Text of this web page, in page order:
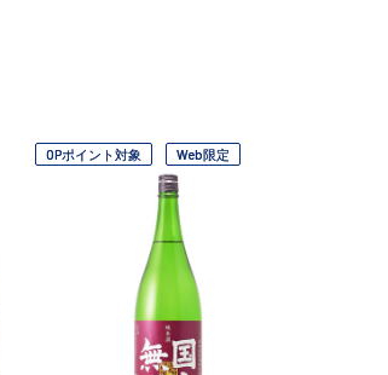
OPポイント対象 Web限定